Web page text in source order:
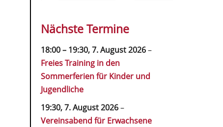
Nächste Termine
18:00– 19:30,7. August 2026–
Freies Training in den
Sommerferien für Kinder und
Jugendliche
19:30,7. August 2026–
Vereinsabend für Erwachsene